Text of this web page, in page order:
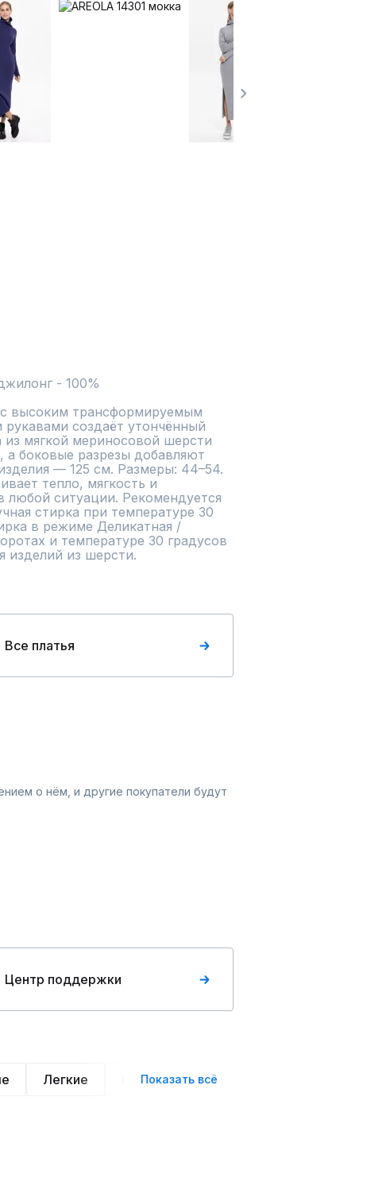
- 100%
с высоким трансформируемым
создаёт утончённый
из мягкой мериносовой шерсти
а боковые разрезы добавляют
— 125 см. Размеры: 44–54.
тепло, мягкость и
ситуации. Рекомендуется
стирка при температуре 30
в режиме Деликатная /
и температуре 30 градусов
изделий из шерсти.
Все платья
о нём, и другие покупатели будут
Центр поддержки
Легкие Нарядные
Показать всё